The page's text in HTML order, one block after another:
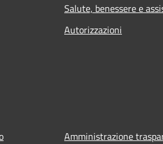
Salute, benessere e
Autorizzazioni
Amministrazione